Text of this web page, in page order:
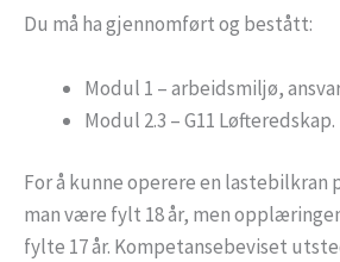
Du må ha gjennomført og bestått:
Modul 1 – arbeidsmiljø,
Modul 2.3 – G11 Løfteredskap.
For å kunne operere en lastebilkran
man være fylt 18 år, men
fylte 17 år. Kompetansebeviset